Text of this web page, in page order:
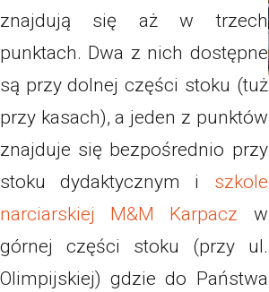
znajdują się aż w trzech
punktach. Dwa z nich dostępne
są przy dolnej części stoku (tuż
przy kasach), a jeden z punktów
znajduje się bezpośrednio przy
stoku dydaktycznym i szkole
narciarskiej M&M Karpacz w
górnej części stoku (przy ul.
Olimpijskiej) gdzie do Państwa